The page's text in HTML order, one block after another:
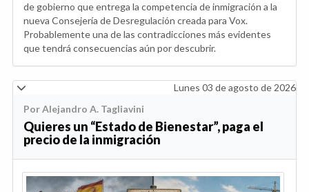
de gobierno que entrega la competencia de inmigración a la
nueva Consejería de Desregulación creada para Vox.
Probablemente una de las contradicciones más evidentes
que tendrá consecuencias aún por descubrir.
Lunes 03 de agosto de 2026
Por Alejandro A. Tagliavini
Quieres un “Estado de Bienestar”, paga el
precio de la inmigración